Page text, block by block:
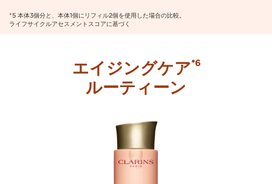
*5 本体3個分と、本体1個にリフィル2個を使用した場合の比較。
ライフサイクルアセスメントスコアに基づく
エイジングケア*6
ルーティーン